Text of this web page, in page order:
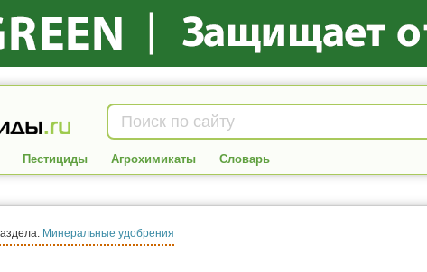
Пестициды Агрохимикаты Словарь
Минеральные удобрения